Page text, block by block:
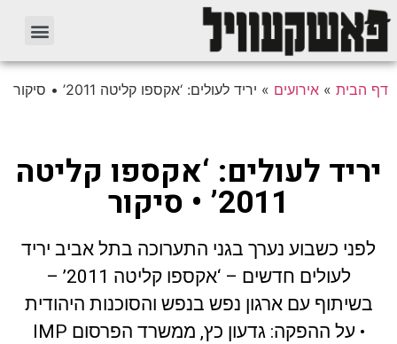
דף הבית » אירועים » יריד לעולים: ‘אקספו קליטה 2011’ • סיקור
יריד לעולים: ‘אקספו קליטה
2011’ • סיקור
לפני כשבוע נערך בגני התערוכה בתל אביב יריד
לעולים חדשים – ‘אקספו קליטה 2011’ –
בשיתוף עם ארגון נפש בנפש והסוכנות היהודית
• על ההפקה: גדעון כץ, ממשרד הפרסום IMP